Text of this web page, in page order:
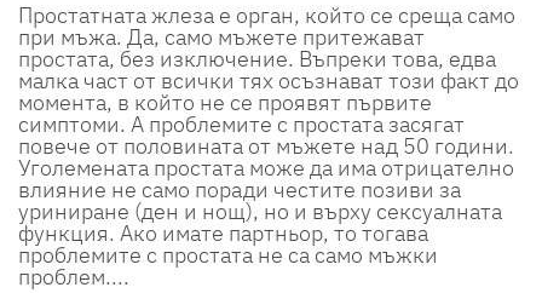
Простатната жлеза е орган, който се среща само
при мъжа. Да, само мъжете притежават
простата, без изключение. Въпреки това, едва
малка част от всички тях осъзнават този факт до
момента, в който не се проявят първите
симптоми. А проблемите с простата засягат
повече от половината от мъжете над 50 години.
Уголемената простата може да има отрицателно
влияние не само поради честите позиви за
уриниране (ден и нощ), но и върху сексуалната
функция. Ако имате партньор, то тогава
проблемите с простата не са само мъжки
проблем....